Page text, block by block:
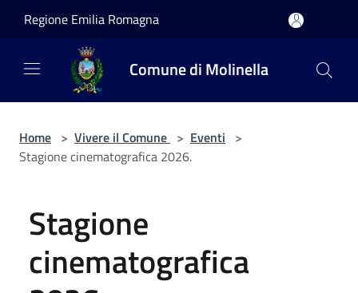
Regione Emilia Romagna
Comune di Molinella
Home > Vivere il Comune > Eventi >
Stagione cinematografica 2026.
Stagione
cinematografica